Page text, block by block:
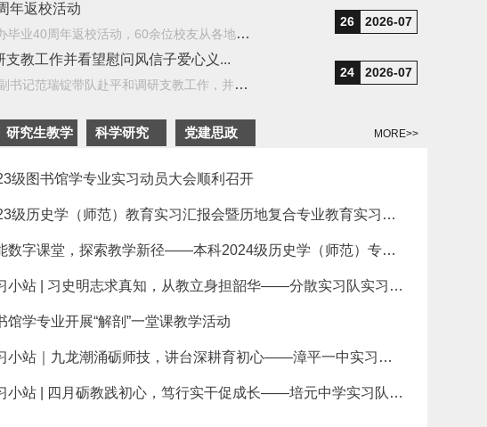
年返校活动
近日，福建师范大学历史系1986 届校友举办毕业40周年返校活动，60余位校友从各地齐聚榕城、重归母校，共赴...
26 2026-07
教工作并看望慰问风信子爱心义...
7月22日，福建师范大学社会历史学院党委副书记范瑞锭带队赴平和调研支教工作，并看望慰问风信子爱心义教团...
24 2026-07
研究生教学 科学研究 党建思政 MORE>>
级图书馆学专业实习动员大会顺利召开
2023级历史学（师范）教育实习汇报会暨历地复合专业教育实习动员会顺利举办
赋能数字课堂，探索教学新径——本科2024级历史学（师范）专业教育见习
实习小站 | 习史明志求真知，从教立身担韶华——分散实习队实习月报
馆学专业开展“解剖”一堂课教学活动
实习小站｜九龙潮涌砺师技，讲台深耕育初心——漳平一中实习队4月实习月报
实习小站 | 四月砺教践初心，笃行实干促成长——培元中学实习队四月实习月报